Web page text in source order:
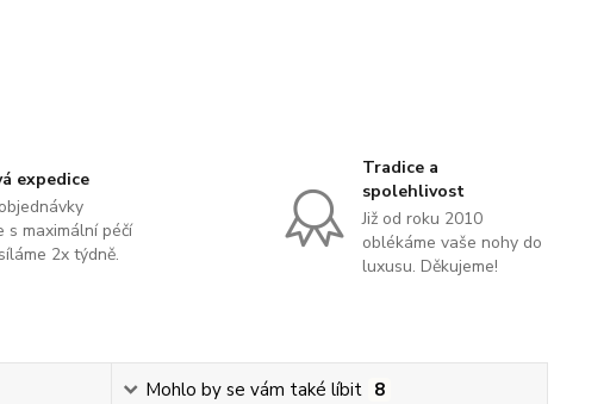
expedice
s maximální péčí
2x týdně.
Tradice a
spolehlivost
Již od roku 2010
oblékáme vaše nohy do
luxusu. Děkujeme!
Mohlo by se vám také líbit 8